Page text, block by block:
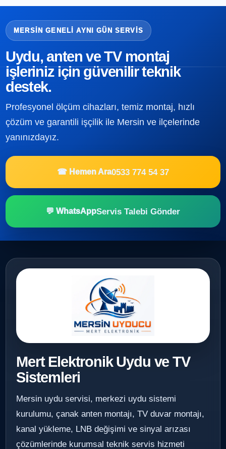
MERSIN GENELI AYNI GÜN SERVIS
Uydu, anten ve TV montaj
işleriniz için güvenilir teknik
destek.
Profesyonel ölçüm cihazları, temiz montaj, hızlı
çözüm ve garantili işçilik ile Mersin ve ilçelerinde
yanınızdayız.
☎ Hemen Ara0533 774 54 37
💬 WhatsAppServis Talebi Gönder
Mert Elektronik Uydu ve TV
Sistemleri
Mersin uydu servisi, merkezi uydu sistemi
kurulumu, çanak anten montajı, TV duvar montajı,
kanal yükleme, LNB değişimi ve sinyal arızası
çözümlerinde kurumsal teknik servis hizmeti